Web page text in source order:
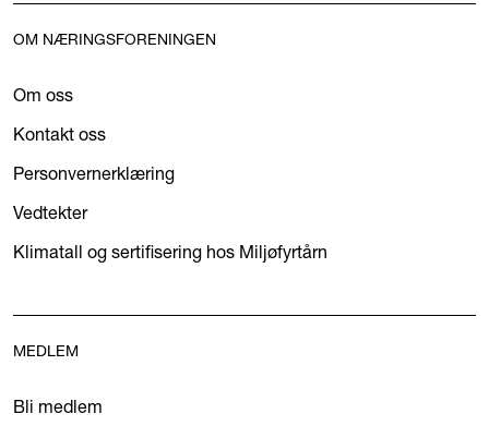
OM NÆRINGSFORENINGEN
Om oss
Kontakt oss
Personvernerklæring
Vedtekter
Klimatall og sertifisering hos Miljøfyrtårn
MEDLEM
Bli medlem